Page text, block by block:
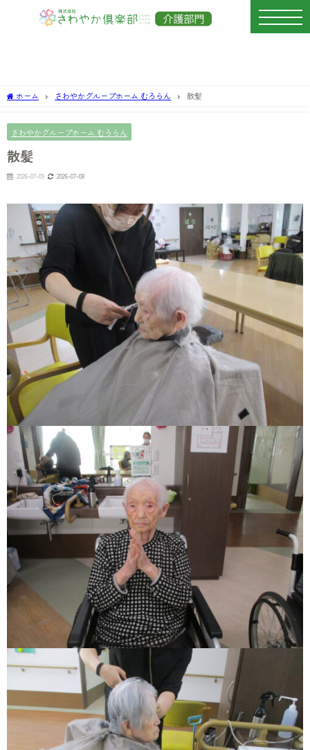
ホーム さわやかグループホーム むろらん 散髪
さわやかグループホーム むろらん
散髪
2026-07-09 2026-07-08